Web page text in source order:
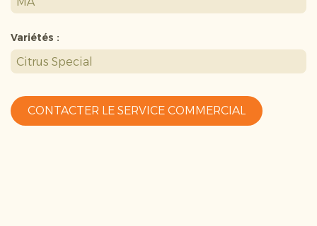
Variétés :
Citrus Special
CONTACTER LE SERVICE COMMERCIAL